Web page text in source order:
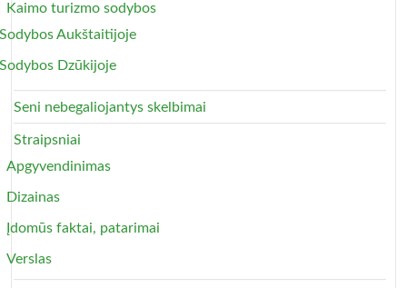
Kaimo turizmo sodybos
Sodybos Aukštaitijoje
Sodybos Dzūkijoje
Seni nebegaliojantys skelbimai
Straipsniai
Apgyvendinimas
Dizainas
Įdomūs faktai, patarimai
Verslas